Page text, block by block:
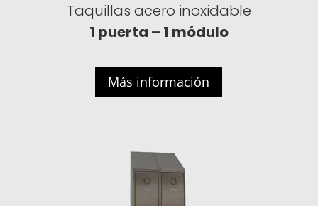
Taquillas acero inoxidable
1 puerta – 1 módulo
Más información